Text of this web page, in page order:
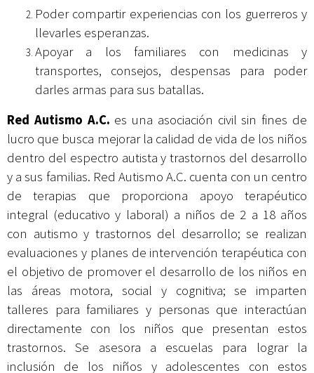
Poder compartir experiencias con los guerreros y
llevarles esperanzas.
Apoyar a los familiares con medicinas y
transportes, consejos, despensas para poder
darles armas para sus batallas.
Red Autismo A.C. es una asociación civil sin fines de
lucro que busca mejorar la calidad de vida de los niños
dentro del espectro autista y trastornos del desarrollo
y a sus familias. Red Autismo A.C. cuenta con un centro
de terapias que proporciona apoyo terapéutico
integral (educativo y laboral) a niños de 2 a 18 años
con autismo y trastornos del desarrollo; se realizan
evaluaciones y planes de intervención terapéutica con
el objetivo de promover el desarrollo de los niños en
las áreas motora, social y cognitiva; se imparten
talleres para familiares y personas que interactúan
directamente con los niños que presentan estos
trastornos. Se asesora a escuelas para lograr la
inclusión de los niños y adolescentes con estos